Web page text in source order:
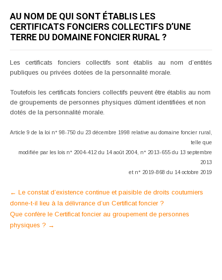
AU NOM DE QUI SONT ÉTABLIS LES
CERTIFICATS FONCIERS COLLECTIFS D’UNE
TERRE DU DOMAINE FONCIER RURAL ?
Les certificats fonciers collectifs sont établis au nom d’entités
publiques ou privées dotées de la personnalité morale.
Toutefois les certificats fonciers collectifs peuvent être établis au nom
de groupements de personnes physiques dûment identifiées et non
dotés de la personnalité morale.
Article 9 de la loi n° 98-750 du 23 décembre 1998 relative au domaine foncier rural,
telle que
modifiée par les lois n° 2004-412 du 14 août 2004, n° 2013-655 du 13 septembre
2013
et n° 2019-868 du 14 octobre 2019
Post
navigation
← Le constat d’existence continue et paisible de droits coutumiers
donne-t-il lieu à la délivrance d’un Certificat foncier ?
Que confère le Certificat foncier au groupement de personnes
physiques ? →